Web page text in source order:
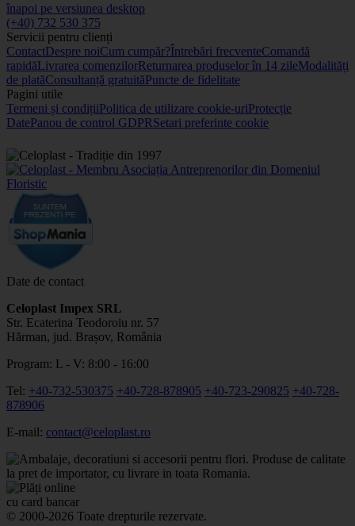
înapoi pe versiunea desktop
(+40) 732 530 375
Servicii pentru clienți
ContactDespre noiCum cumpăr?Întrebări frecventeComandă
rapidăLivrarea comenzilorReturnarea produselor în 14 zileModalități
de platăConsultanță gratuităPuncte de fidelitate
Pagini utile
Termeni și condițiiPolitica de utilizare cookie-uriProtecție
DatePanou de control GDPRSetari preferinte cookie
Date de contact
Celoplast Impex SRL
Str. Ecaterina Teodoroiu nr. 57
Hărman, jud. Brașov, România
Program: L - V: 8:00 - 16:00
Tel: +40-732-530375 +40-728-878905 +40-723-290825 +40-728-
878906
E-mail: contact@celoplast.ro
© 2000-2026 Toate drepturile rezervate.